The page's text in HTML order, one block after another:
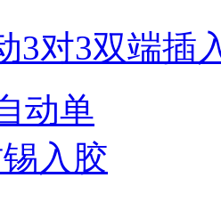
3对3双端插